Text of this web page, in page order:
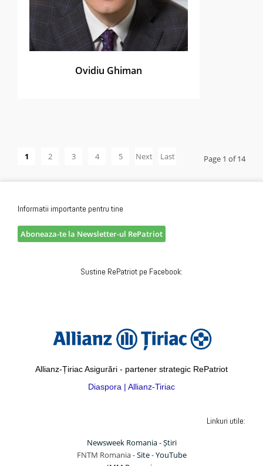
Ovidiu Ghiman
1 2 3 4 5
Next
Last
Page 1 of 14
Informatii importante pentru tine
Aboneaza-te la Newsletter-ul RePatriot
Sustine RePatriot pe Facebook:
Allianz-Țiriac Asigurări - partener strategic RePatriot
Diaspora | Allianz-Tiriac
Linkuri utile:
Newsweek Romania - Știri
FNTM Romania -Site-YouTube